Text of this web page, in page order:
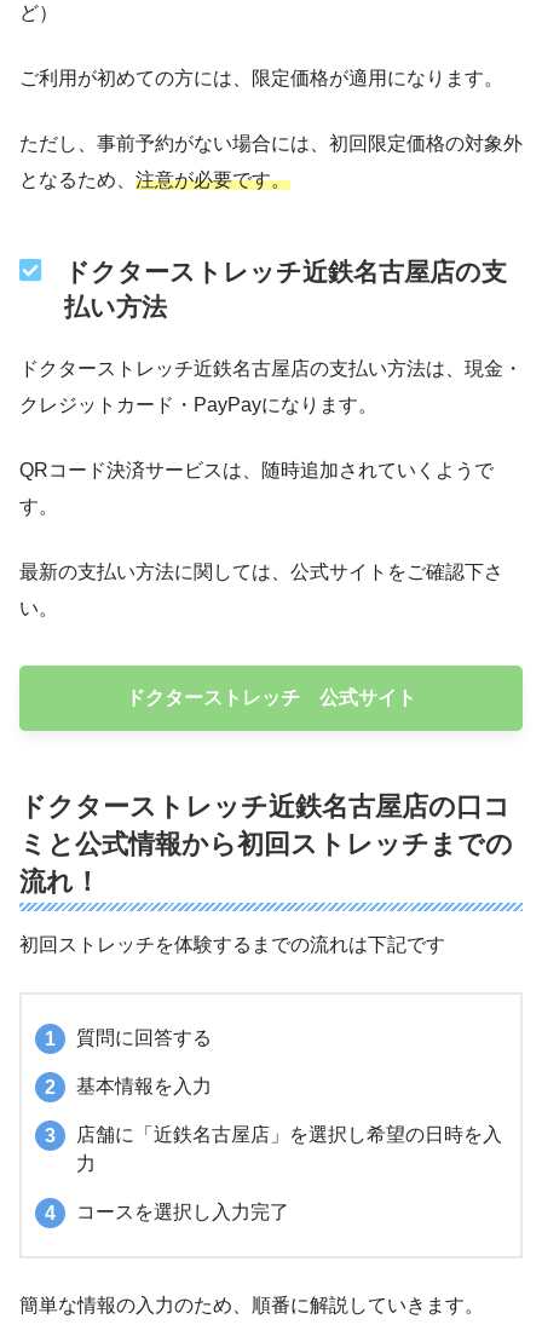
ど）
ご利用が初めての方には、限定価格が適用になります。
ただし、事前予約がない場合には、初回限定価格の対象外
となるため、 注意が必要です。
ドクターストレッチ近鉄名古屋店の支
払い方法
ドクターストレッチ近鉄名古屋店の支払い方法は、現金・
クレジットカード・PayPayになります。
QRコード決済サービスは、随時追加されていくようで
す。
最新の支払い方法に関しては、公式サイトをご確認下さ
い。
ドクターストレッチ 公式サイト
ドクターストレッチ近鉄名古屋店の口コ
ミと公式情報から初回ストレッチまでの
流れ！
初回ストレッチを体験するまでの流れは下記です
質問に回答する
基本情報を入力
店舗に「近鉄名古屋店」を選択し希望の日時を入
力
コースを選択し入力完了
簡単な情報の入力のため、順番に解説していきます。